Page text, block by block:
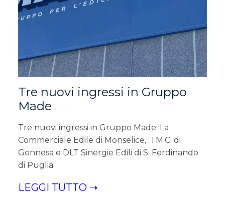
Tre nuovi ingressi in Gruppo
Made
Tre nuovi ingressi in Gruppo Made: La
Commerciale Edile di Monselice, : I.M.C. di
Gonnesa e DLT Sinergie Edili di S. Ferdinando
di Puglia
LEGGI TUTTO ➝